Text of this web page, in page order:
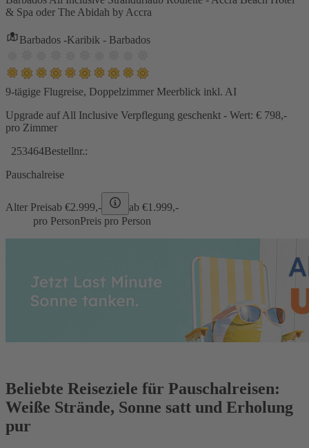
& Spa oder The Abidah by Accra
Barbados -Karibik - Barbados
9-tägige Flugreise, Doppelzimmer Meerblick inkl. AI
Upgrade auf All Inclusive Verpflegung geschenkt - Wert: € 798,-
pro Zimmer
253464Bestellnr.:
Pauschalreise
Alter Preisab €2.999,- ab €1.999,-
pro PersonPreis pro Person
Beliebte Reiseziele für Pauschalreisen:
Weiße Strände, Sonne satt und Erholung
pur